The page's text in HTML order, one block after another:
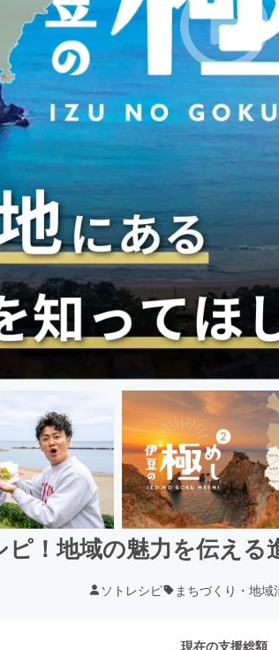
！地域の魅力を伝える
ソトレシピ まちづくり・地域
現在の支援総額